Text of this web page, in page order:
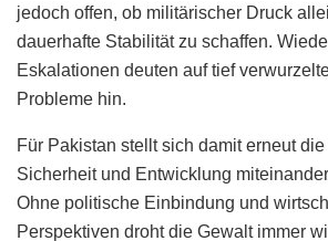
jedoch offen, ob militärischer Druck
dauerhafte Stabilität zu schaffen.
Eskalationen deuten auf tief
Probleme hin.
Für Pakistan stellt sich damit erneut
Sicherheit und Entwicklung
Ohne politische Einbindung und
Perspektiven droht die Gewalt immer